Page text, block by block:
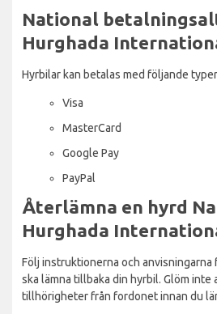
National
Hurghada
Hyrbilar kan betalas med följande
Visa
MasterCard
Google Pay
PayPal
Återlämna en hyrd
Hurghada
Följ instruktionerna och anvisningarna
ska lämna tillbaka din hyrbil. Glöm inte
tillhörigheter från fordonet innan du